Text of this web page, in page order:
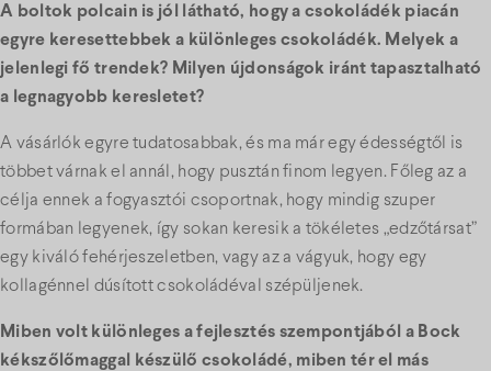
A boltok polcain is jól látható, hogy a csokoládék piacán
egyre keresettebbek a különleges csokoládék. Melyek a
jelenlegi fő trendek? Milyen újdonságok iránt tapasztalható
a legnagyobb keresletet?
A vásárlók egyre tudatosabbak, és ma már egy édességtől is
többet várnak el annál, hogy pusztán finom legyen. Főleg az a
célja ennek a fogyasztói csoportnak, hogy mindig szuper
formában legyenek, így sokan keresik a tökéletes „edzőtársat”
egy kiváló fehérjeszeletben, vagy az a vágyuk, hogy egy
kollagénnel dúsított csokoládéval szépüljenek.
Miben volt különleges a fejlesztés szempontjából a Bock
kékszőlőmaggal készülő csokoládé, miben tér el más